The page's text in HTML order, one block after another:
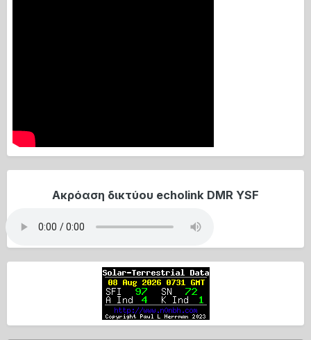
Ακρόαση δικτύου echolink DMR YSF